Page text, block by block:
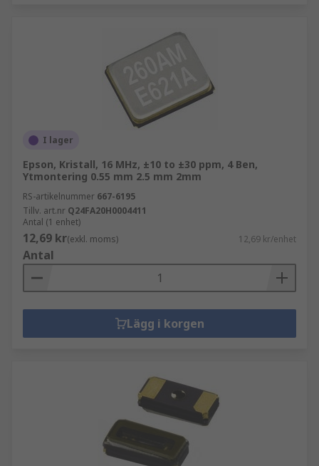
I lager
Epson, Kristall, 16 MHz, ±10 to ±30 ppm, 4 Ben,
Ytmontering 0.55 mm 2.5 mm 2mm
RS-artikelnummer 667-6195
Tillv. art.nr Q24FA20H0004411
Antal (1 enhet)
12,69 kr(exkl. moms) 12,69 kr/enhet
Antal
Lägg i korgen